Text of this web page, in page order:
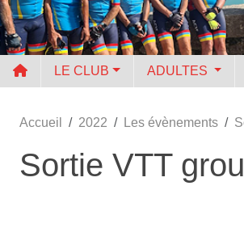
LE CLUB ADULTES
Accueil 2022 Les évènements
Sortie VTT